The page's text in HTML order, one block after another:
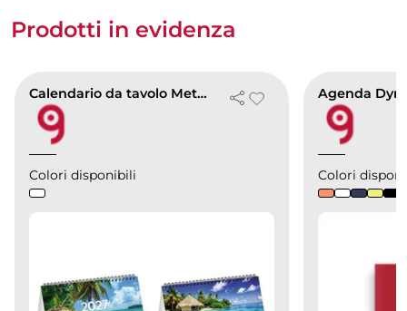
Prodotti in evidenza
Calendario da tavolo Mete da Sogno 2027, 13 mesi, carta bianca
Colori disponibili Colori